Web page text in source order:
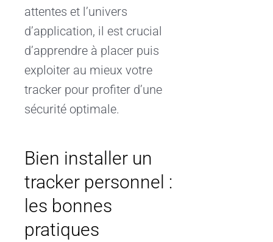
attentes et l’univers
d’application, il est crucial
d’apprendre à placer puis
exploiter au mieux votre
tracker pour profiter d’une
sécurité optimale.
Bien installer un
tracker personnel :
les bonnes
pratiques